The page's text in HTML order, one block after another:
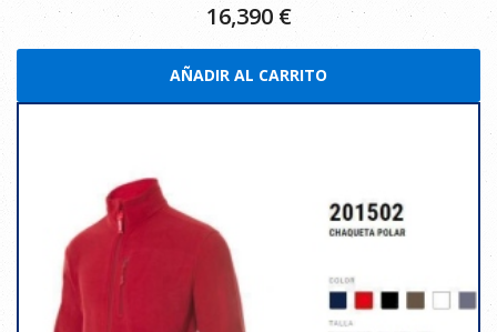
16,390 €
AÑADIR AL CARRITO